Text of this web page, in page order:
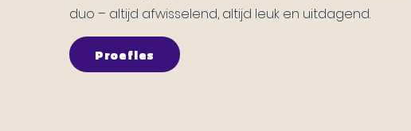
duo – altijd afwisselend, altijd leuk en uitdagend.
Proefles